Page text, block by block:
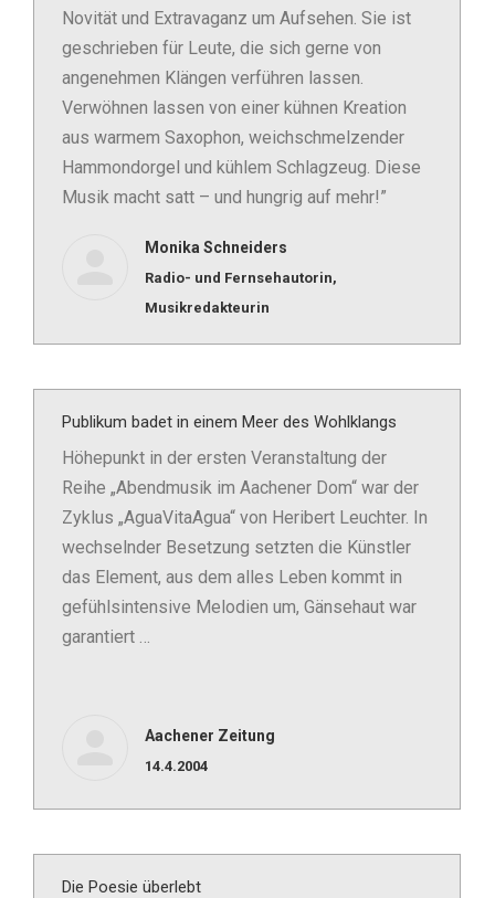
Novität und Extravaganz um Aufsehen. Sie ist
geschrieben für Leute, die sich gerne von
angenehmen Klängen verführen lassen.
Verwöhnen lassen von einer kühnen Kreation
aus warmem Saxophon, weichschmelzender
Hammondorgel und kühlem Schlagzeug. Diese
Musik macht satt – und hungrig auf mehr!”
Monika Schneiders
Radio- und Fernsehautorin,
Musikredakteurin
Publikum badet in einem Meer des Wohlklangs
Höhepunkt in der ersten Veranstaltung der
Reihe „Abendmusik im Aachener Dom“ war der
Zyklus „AguaVitaAgua“ von Heribert Leuchter. In
wechselnder Besetzung setzten die Künstler
das Element, aus dem alles Leben kommt in
gefühlsintensive Melodien um, Gänsehaut war
garantiert …
Aachener Zeitung
14.4.2004
Die Poesie überlebt